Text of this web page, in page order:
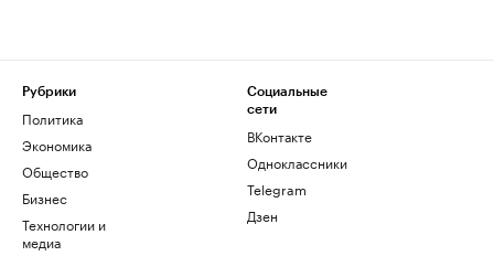
Рубрики
Политика
Экономика
Общество
Бизнес
Технологии и
медиа
Социальные
сети
ВКонтакте
Одноклассники
Telegram
Дзен